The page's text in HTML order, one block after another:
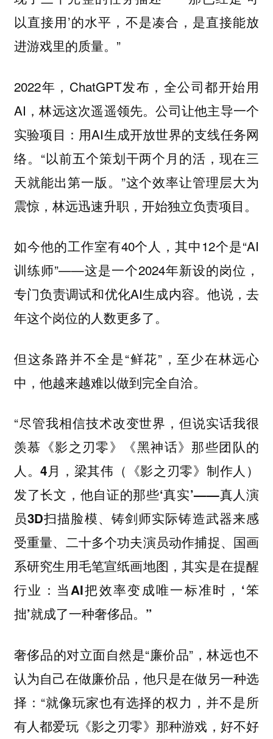
以直接用’的水平，不是凑合，是直接能放
进游戏里的质量。”
2022年，ChatGPT发布，全公司都开始用
AI，林远这次遥遥领先。公司让他主导一个
实验项目：用AI生成开放世界的支线任务网
络。“以前五个策划干两个月的活，现在三
天就能出第一版。”这个效率让管理层大为
震惊，林远迅速升职，开始独立负责项目。
如今他的工作室有40个人，其中12个是“AI
训练师”——这是一个2024年新设的岗位，
专门负责调试和优化AI生成内容。他说，去
年这个岗位的人数更多了。
但这条路并不全是“鲜花”，至少在林远心
中，他越来越难以做到完全自洽。
“尽管我相信技术改变世界，但说实话我很
羡慕《影之刃零》《黑神话》那些团队的
人。4月，梁其伟（《影之刃零》制作人）
发了长文，他自证的那些‘真实’——真人演
员3D扫描脸模、铸剑师实际铸造武器来感
受重量、二十多个功夫演员动作捕捉、国画
系研究生用毛笔宣纸画地图，其实是在提醒
行业：当AI把效率变成唯一标准时，‘笨
拙’就成了一种奢侈品。”
奢侈品的对立面自然是“廉价品”，林远也不
认为自己在做廉价品，他只是在做另一种选
择：“就像玩家也有选择的权力，并不是所
有人都爱玩《影之刃零》那种游戏，好不好